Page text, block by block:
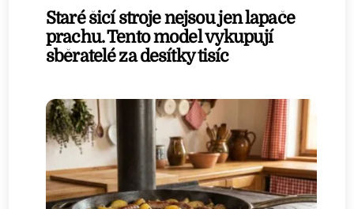
Staré šicí stroje nejsou jen lapače
prachu. Tento model vykupují
sběratelé za desítky tisíc